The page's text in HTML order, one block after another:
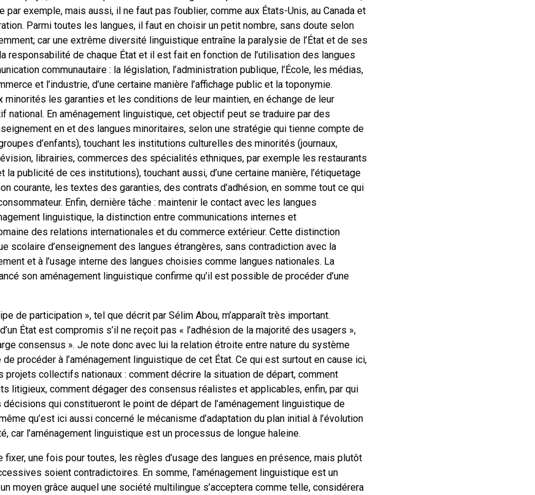
par exemple, mais aussi, il ne faut pas l’oublier, comme aux États-Unis, au Canada et
Parmi toutes les langues, il faut en choisir un petit nombre, sans doute selon
car une extrême diversité linguistique entraîne la paralysie de l’État et de ses
responsabilité de chaque État et il est fait en fonction de l’utilisation des langues
communautaire : la législation, l’administration publique, l’École, les médias,
et l’industrie, d’une certaine manière l’affichage public et la toponymie.
minorités les garanties et les conditions de leur maintien, en échange de leur
national. En aménagement linguistique, cet objectif peut se traduire par des
en et des langues minoritaires, selon une stratégie qui tienne compte de
d’enfants), touchant les institutions culturelles des minorités (journaux,
librairies, commerces des spécialités ethniques, par exemple les restaurants
la publicité de ces institutions), touchant aussi, d’une certaine manière, l’étiquetage
courante, les textes des garanties, des contrats d’adhésion, en somme tout ce qui
Enfin, dernière tâche : maintenir le contact avec les langues
linguistique, la distinction entre communications internes et
des relations internationales et du commerce extérieur. Cette distinction
scolaire d’enseignement des langues étrangères, sans contradiction avec la
et à l’usage interne des langues choisies comme langues nationales. La
son aménagement linguistique confirme qu’il est possible de procéder d’une
de participation », tel que décrit par Sélim Abou, m’apparaît très important.
État est compromis s’il ne reçoit pas « l’adhésion de la majorité des usagers »,
consensus ». Je note donc avec lui la relation étroite entre nature du système
de procéder à l’aménagement linguistique de cet État. Ce qui est surtout en cause ici,
projets collectifs nationaux : comment décrire la situation de départ, comment
litigieux, comment dégager des consensus réalistes et applicables, enfin, par qui
qui constitueront le point de départ de l’aménagement linguistique de
qu’est ici aussi concerné le mécanisme d’adaptation du plan initial à l’évolution
car l’aménagement linguistique est un processus de longue haleine.
fixer, une fois pour toutes, les règles d’usage des langues en présence, mais plutôt
soient contradictoires. En somme, l’aménagement linguistique est un
moyen grâce auquel une société multilingue s’acceptera comme telle, considérera